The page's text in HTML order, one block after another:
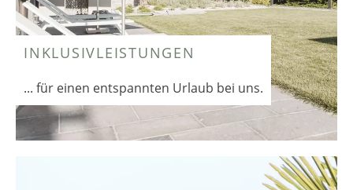
INKLUSIVLEISTUNGEN
... für einen entspannten Urlaub bei uns.